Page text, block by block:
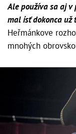
Ale používa sa aj v
mal ísť dokonca už
Heřmánkove
mnohých